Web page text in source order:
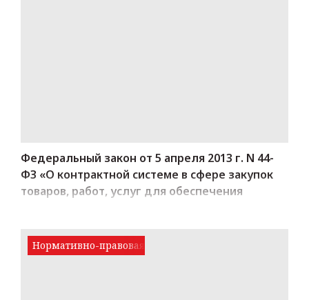
Федеральный закон от 5 апреля 2013 г. N 44-
ФЗ «О контрактной системе в сфере закупок
товаров, работ, услуг для обеспечения
Нормативно-правовая база